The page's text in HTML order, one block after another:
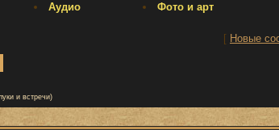
Аудио Фото и арт
[ Новые
и встречи)